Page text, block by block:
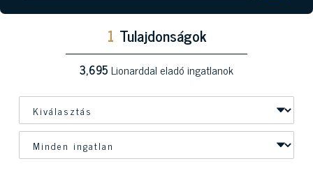
1 Tulajdonságok
3,695Lionarddal eladó ingatlanok